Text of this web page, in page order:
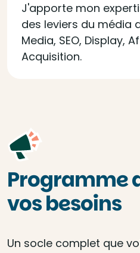
J'apporte mon
des leviers du média
Media, SEO, Display,
Acquisition.
Programme
vos besoins
Un socle complet que